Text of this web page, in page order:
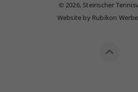
©2026, Steirischer
Website by Rubikon